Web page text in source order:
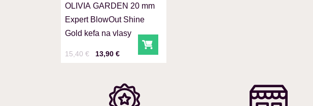
OLIVIA GARDEN 20 mm
Expert BlowOut Shine
Gold kefa na vlasy
Cena s DPH13,90 €
Pred zľavou:
15,40 € Do košíka